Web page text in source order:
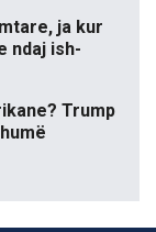
ja kur
ndaj ish-
Trump